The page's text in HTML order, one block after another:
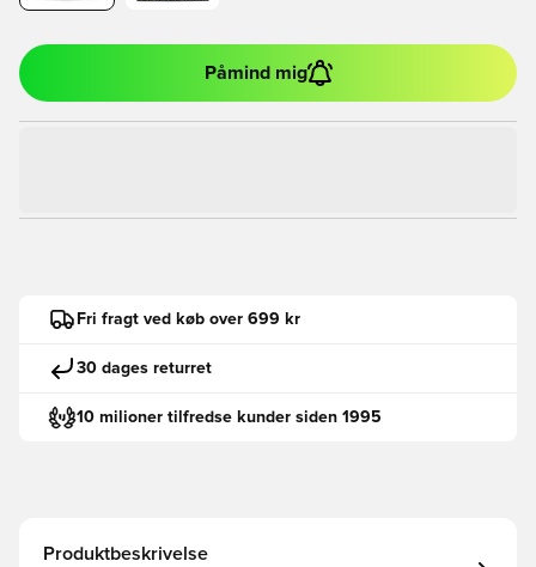
Påmind mig
Fri fragt ved køb over 699 kr
30 dages returret
10 milioner tilfredse kunder siden 1995
Produktbeskrivelse